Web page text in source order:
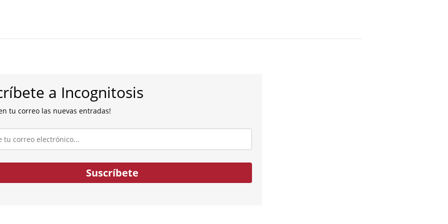
a Incognitosis
tu correo las nuevas entradas!
Suscríbete